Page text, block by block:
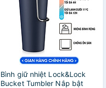
Bình giữ nhiệt Lock&Lock
Bucket Tumbler Nắp bật